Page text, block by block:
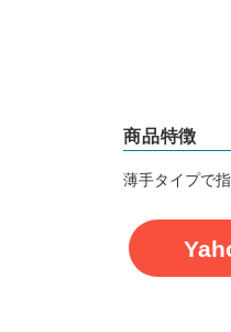
商品特徴
薄手タイプで